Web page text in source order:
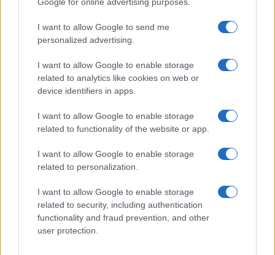
I want to allow Google to send me
personalized advertising.
I want to allow Google to enable storage
related to analytics like cookies on web or
device identifiers in apps.
I want to allow Google to enable storage
related to functionality of the website or app.
I want to allow Google to enable storage
related to personalization.
I want to allow Google to enable storage
related to security, including authentication
functionality and fraud prevention, and other
user protection.
e performance
Marco Tessari · 8 Ago 2026
Arrestati cinque agenti della polizia locale di Milano: le
accuse e i dettagli